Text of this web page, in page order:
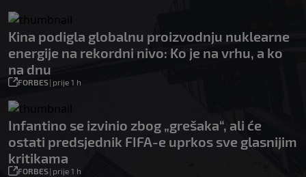
Kina podigla globalnu proizvodnju nuklearne
energije na rekordni nivo: Ko je na vrhu, a ko
na dnu
FORBES| prije 1 h
Infantino se izvinio zbog „grešaka“, ali će
ostati predsjednik FIFA-e uprkos sve glasnijim
kritikama
FORBES| prije 1 h